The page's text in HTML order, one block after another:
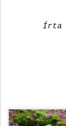
Írta